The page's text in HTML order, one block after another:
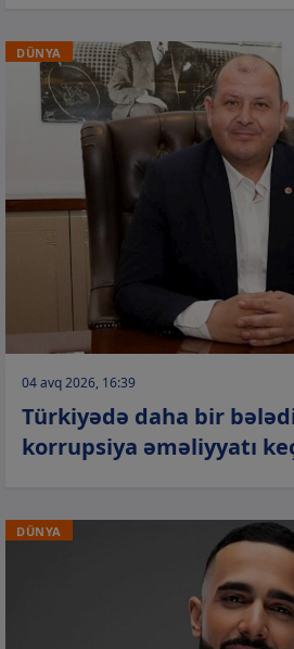
DÜNYA
04 avq 2026, 16:39
Türkiyədə daha bir
korrupsiya əməliyyatı
DÜNYA